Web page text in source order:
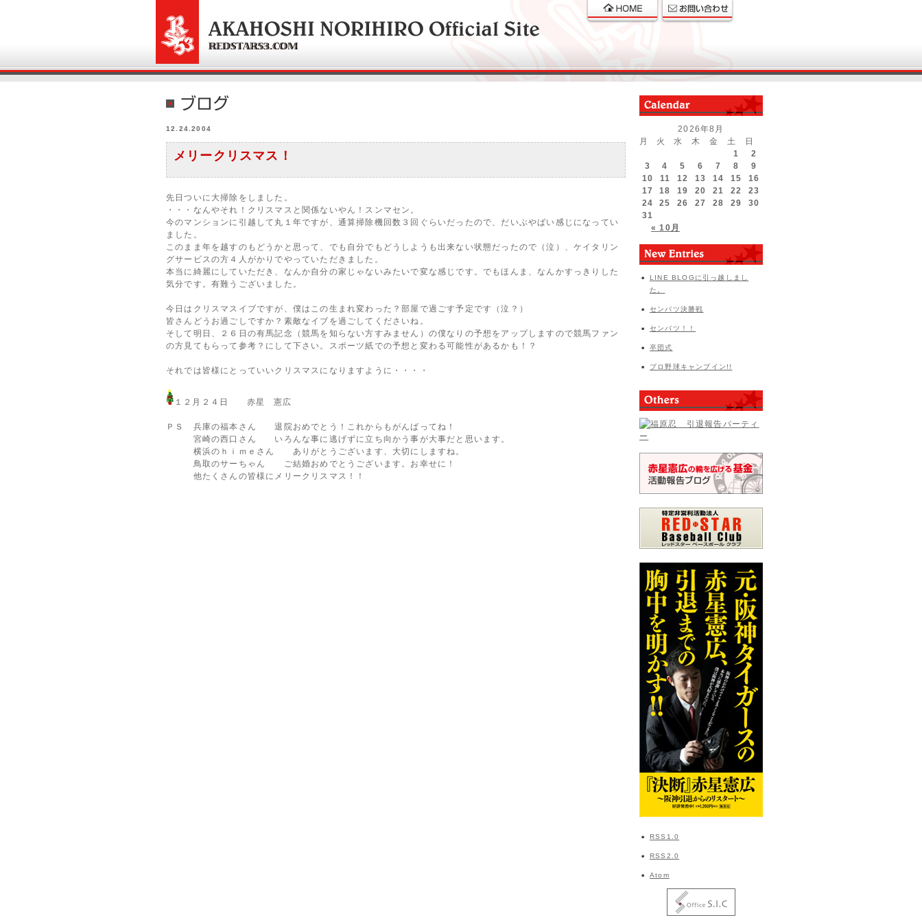
12.24.2004
メリークリスマス！
先日ついに大掃除をしました。
・・・なんやそれ！クリスマスと関係ないやん！スンマセン。
今のマンションに引越して丸１年ですが、通算掃除機回数３回ぐらいだったので、だいぶやばい感じになってい
ました。
このまま年を越すのもどうかと思って、でも自分でもどうしようも出来ない状態だったので（泣）、ケイタリン
グサービスの方４人がかりでやっていただきました。
本当に綺麗にしていただき、なんか自分の家じゃないみたいで変な感じです。でもほんま、なんかすっきりした
気分です。有難うございました。
今日はクリスマスイブですが、僕はこの生まれ変わった？部屋で過ごす予定です（泣？）
皆さんどうお過ごしですか？素敵なイブを過ごしてくださいね。
そして明日、２６日の有馬記念（競馬を知らない方すみません）の僕なりの予想をアップしますので競馬ファン
の方見てもらって参考？にして下さい。スポーツ紙での予想と変わる可能性があるかも！？
それでは皆様にとっていいクリスマスになりますように・・・・
１２月２４日 赤星 憲広
ＰＳ 兵庫の福本さん 退院おめでとう！これからもがんばってね！
宮崎の西口さん いろんな事に逃げずに立ち向かう事が大事だと思います。
横浜のｈｉｍｅさん ありがとうございます、大切にしますね。
鳥取のサーちゃん ご結婚おめでとうございます。お幸せに！
他たくさんの皆様にメリークリスマス！！
2026年8月
月
火 水 木 金 土 日
« 10月
1
2
3
4 5 6 7 8
9
10
11 12 13 14 15
16
17
18 19 20 21 22
23
24
25 26 27 28 29
30
31
LINE BLOGに引っ越しまし
た。
センバツ決勝戦
センバツ！！
卒団式
プロ野球キャンプイン!!
RSS1.0
RSS2.0
Atom